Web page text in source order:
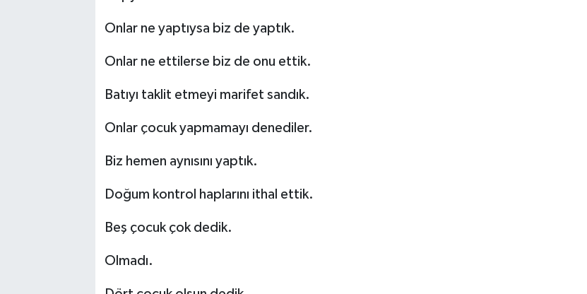
Onlar ne yaptıysa biz de yaptık.
Onlar ne ettilerse biz de onu ettik.
Batıyı taklit etmeyi marifet sandık.
Onlar çocuk yapmamayı denediler.
Biz hemen aynısını yaptık.
Doğum kontrol haplarını ithal ettik.
Beş çocuk çok dedik.
Olmadı.